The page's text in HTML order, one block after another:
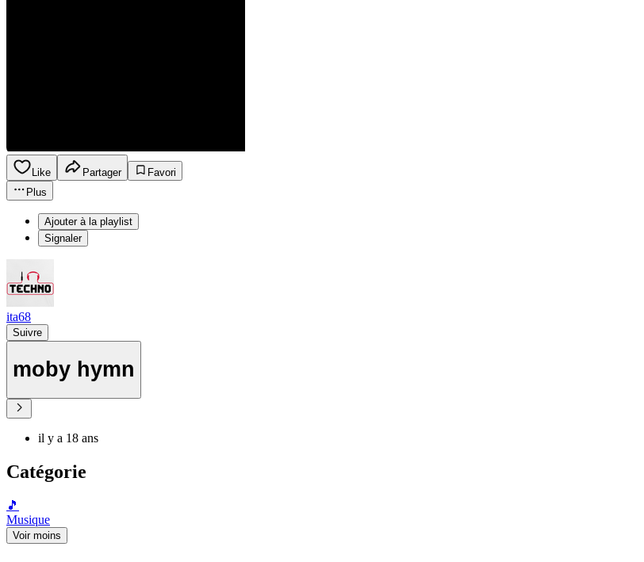
Like Partager
Favori
Plus
Ajouter à la playlist
Signaler
ita68
Suivre
moby hymn
il y a 18 ans
Catégorie
🎵
Musique
Voir moins